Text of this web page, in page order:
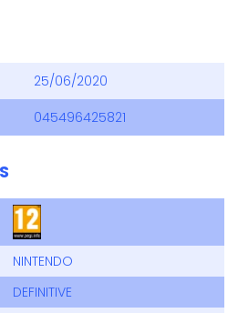
25/06/2020
045496425821
NINTENDO
DEFINITIVE